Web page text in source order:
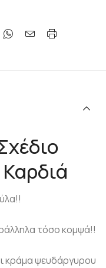
τόσο κομψά!!
κράμα ψευδάργυρου